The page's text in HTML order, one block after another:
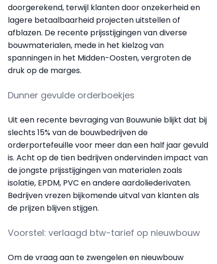
doorgerekend, terwijl klanten door onzekerheid en
lagere betaalbaarheid projecten uitstellen of
afblazen. De recente prijsstijgingen van diverse
bouwmaterialen, mede in het kielzog van
spanningen in het Midden-Oosten, vergroten de
druk op de marges.
Dunner gevulde orderboekjes
Uit een recente bevraging van Bouwunie blijkt dat bij
slechts 15% van de bouwbedrijven de
orderportefeuille voor meer dan een half jaar gevuld
is. Acht op de tien bedrijven ondervinden impact van
de jongste prijsstijgingen van materialen zoals
isolatie, EPDM, PVC en andere aardoliederivaten.
Bedrijven vrezen bijkomende uitval van klanten als
de prijzen blijven stijgen.
Voorstel: verlaagd btw-tarief op nieuwbouw
Om de vraag aan te zwengelen en nieuwbouw